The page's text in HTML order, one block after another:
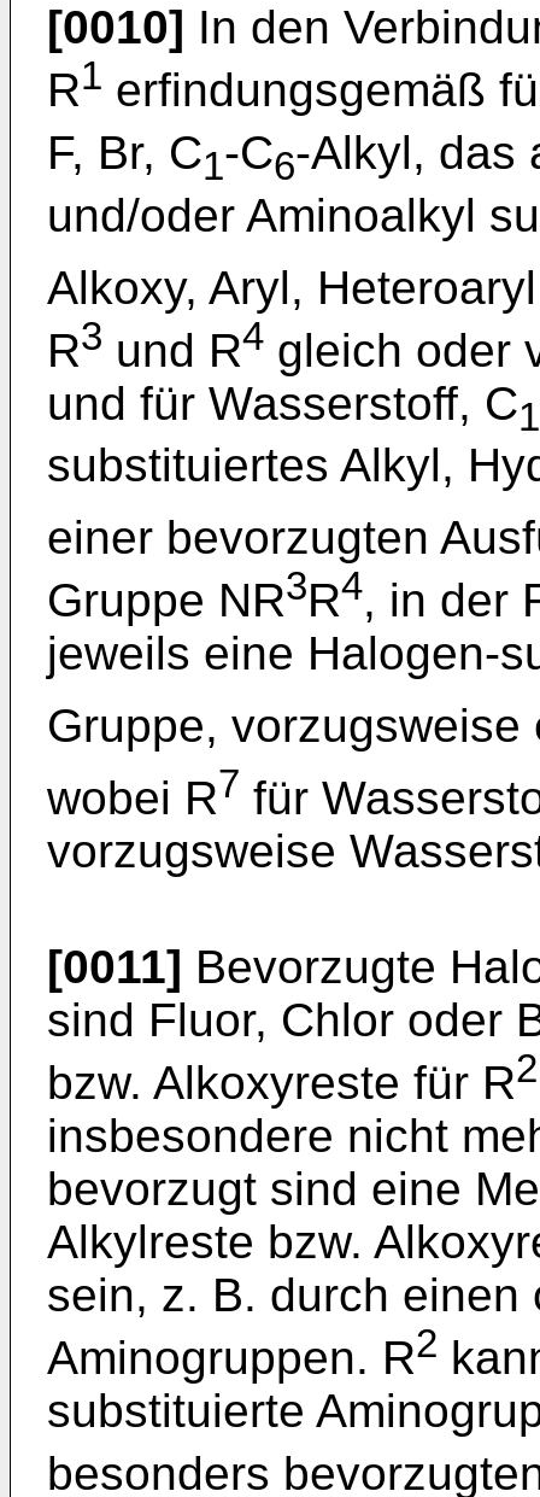
[0010] In den
R1 erfindungsgemäß
F, Br, C1-C6-Alkyl, das
und/oder Aminoalkyl
Alkoxy, Aryl,
R3 und R4 gleich oder
und für Wasserstoff, C1
substituiertes Alkyl,
einer bevorzugten
Gruppe NR3R4, in der
jeweils eine Halogen-
Gruppe, vorzugsweise
wobei R7 für
vorzugsweise
[0011] Bevorzugte
sind Fluor, Chlor oder
bzw. Alkoxyreste für R2
insbesondere nicht
bevorzugt sind eine
Alkylreste bzw.
sein, z. B. durch einen
Aminogruppen. R2
substituierte
besonders